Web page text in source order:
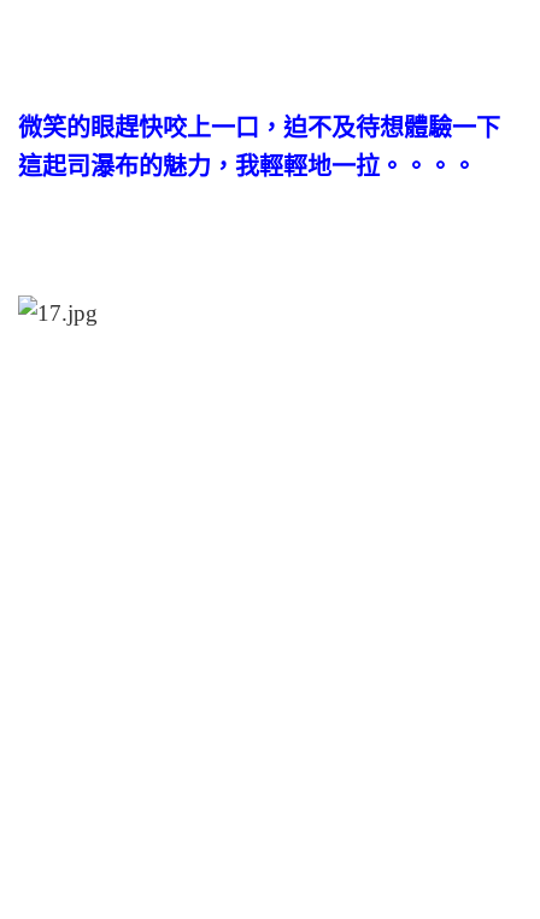
微笑的眼趕快咬上一口，迫不及待想體驗一下
這起司瀑布的魅力，我輕輕地一拉。。。。